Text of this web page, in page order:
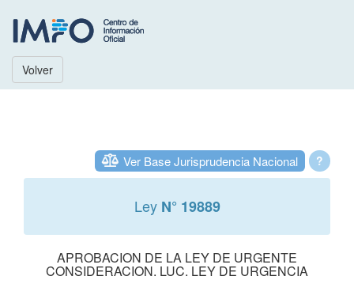
Volver
?
Ver Base Jurisprudencia Nacional
Ley N° 19889
APROBACION DE LA LEY DE URGENTE
CONSIDERACION. LUC. LEY DE URGENCIA